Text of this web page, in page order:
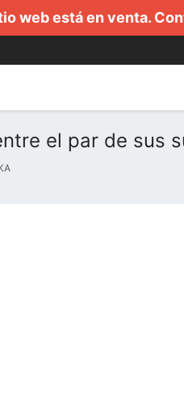
web está en venta.
el par de sus